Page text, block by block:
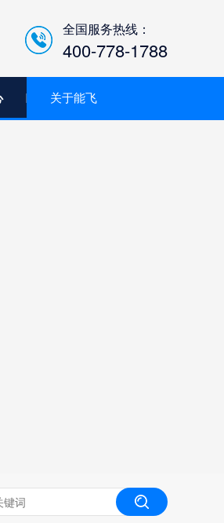
全国服务热线：
400-778-1788
关于能飞